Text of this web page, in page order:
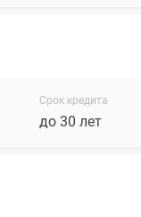
Срок кредита
до 30 лет